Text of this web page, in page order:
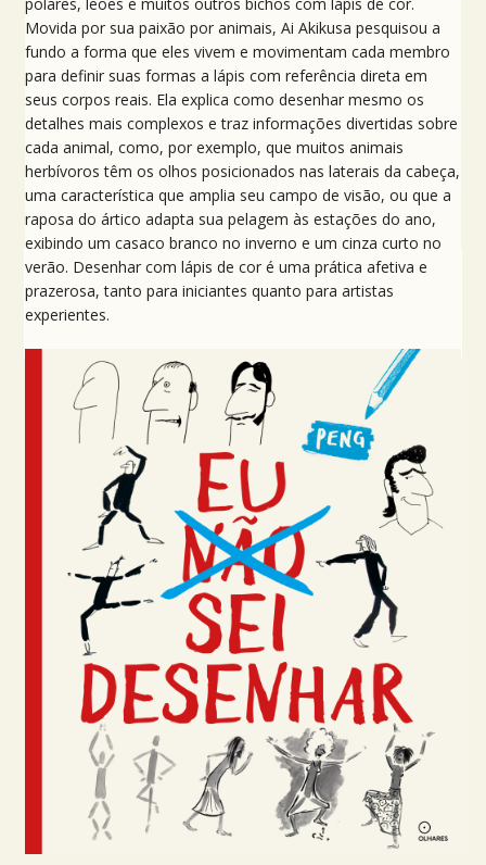
Movida por sua paixão por animais, Ai Akikusa pesquisou a
fundo a forma que eles vivem e movimentam cada membro
para definir suas formas a lápis com referência direta em
seus corpos reais. Ela explica como desenhar mesmo os
detalhes mais complexos e traz informações divertidas sobre
cada animal, como, por exemplo, que muitos animais
herbívoros têm os olhos posicionados nas laterais da cabeça,
uma característica que amplia seu campo de visão, ou que a
raposa do ártico adapta sua pelagem às estações do ano,
exibindo um casaco branco no inverno e um cinza curto no
verão. Desenhar com lápis de cor é uma prática afetiva e
prazerosa, tanto para iniciantes quanto para artistas
experientes.